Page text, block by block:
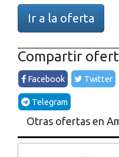
Ir a la oferta
Compartir
Facebook Twitter
Telegram
Otras ofertas en